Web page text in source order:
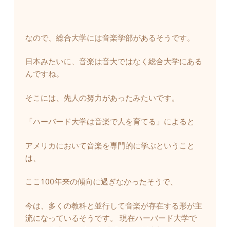
なので、総合大学には音楽学部があるそうです。
日本みたいに、音楽は音大ではなく総合大学にある
んですね。
そこには、先人の努力があったみたいです。
「ハーバード大学は音楽で人を育てる」によると
アメリカにおいて音楽を専門的に学ぶということ
は、
ここ100年来の傾向に過ぎなかったそうで、
今は、多くの教科と並行して音楽が存在する形が主
流になっているそうです。 現在ハーバード大学で